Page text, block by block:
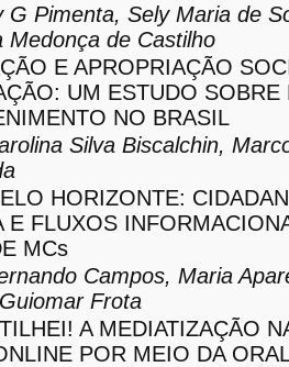
G Pimenta, Sely Maria de
Medonça de Castilho
E APROPRIAÇÃO
UM ESTUDO SOBRE
NO BRASIL
Silva Biscalchin,
HORIZONTE:
E FLUXOS
MCs
Campos, Maria
Frota
A MEDIATIZAÇÃO
POR MEIO DA